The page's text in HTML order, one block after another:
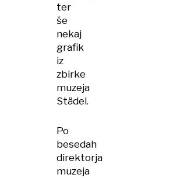
ter
še
nekaj
grafik
iz
zbirke
muzeja
Städel.
Po
besedah
direktorja
muzeja